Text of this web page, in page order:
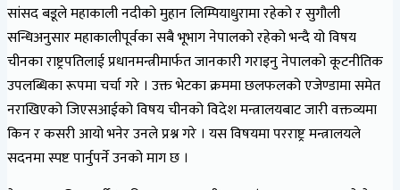
सांसद बडूले महाकाली नदीको मुहान लिम्पियाधुरामा रहेको र सुगौली
सन्धिअनुसार महाकालीपूर्वका सबै भूभाग नेपालको रहेको भन्दै यो विषय
चीनका राष्ट्रपतिलाई प्रधानमन्त्रीमार्फत जानकारी गराइनु नेपालको कूटनीतिक
उपलब्धिका रूपमा चर्चा गरे । उक्त भेटका क्रममा छलफलको एजेण्डामा समेत
नराखिएको जिएसआईको विषय चीनको विदेश मन्त्रालयबाट जारी वक्तव्यमा
किन र कसरी आयो भनेर उनले प्रश्न गरे । यस विषयमा परराष्ट्र मन्त्रालयले
सदनमा स्पष्ट पार्नुपर्ने उनको माग छ ।